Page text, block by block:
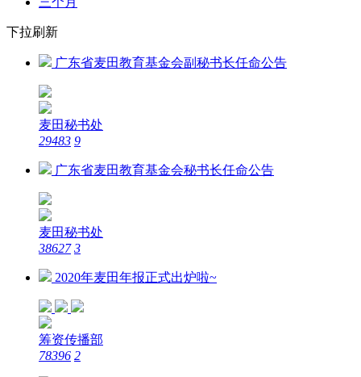
下拉刷新
广东省麦田教育基金会副秘书长任命公告
麦田秘书处
29483 9
广东省麦田教育基金会秘书长任命公告
麦田秘书处
38627 3
2020年麦田年报正式出炉啦~
筹资传播部
78396 2